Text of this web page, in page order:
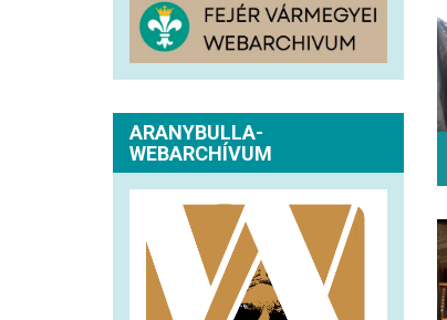
ARANYBULLA-
WEBARCHÍVUM